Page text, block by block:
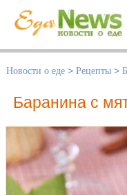
Новости о еде > Рецепты >
Баранина с